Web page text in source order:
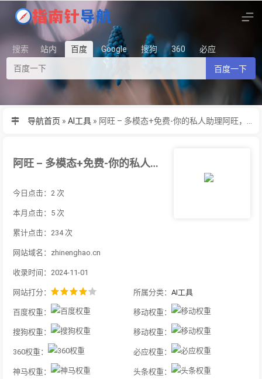
搜索 站内 百度 Google 搜狗 360 必应
百度一下
导航首页 » AI工具 »
阿旺 – 多模态+免费-你的私人助理阿旺，为你解答一切！
今日点击：2 次
本月点击：5 次
累计点击：234 次
网站域名：zhinenghao.cn
收录时间：2024-11-01
网站打分： 所属分类： AI工具
百度权重： 移动权重：
搜狗权重： 移动权重：
360权重： 必应权重：
神马权重： 头条权重：